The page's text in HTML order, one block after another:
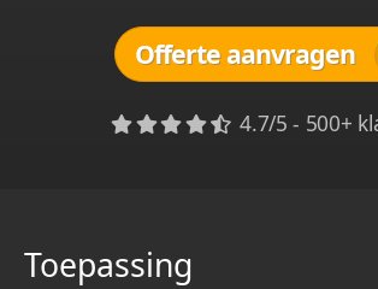
Offerte aanvragen
4.7/5 - 500+
Toepassing